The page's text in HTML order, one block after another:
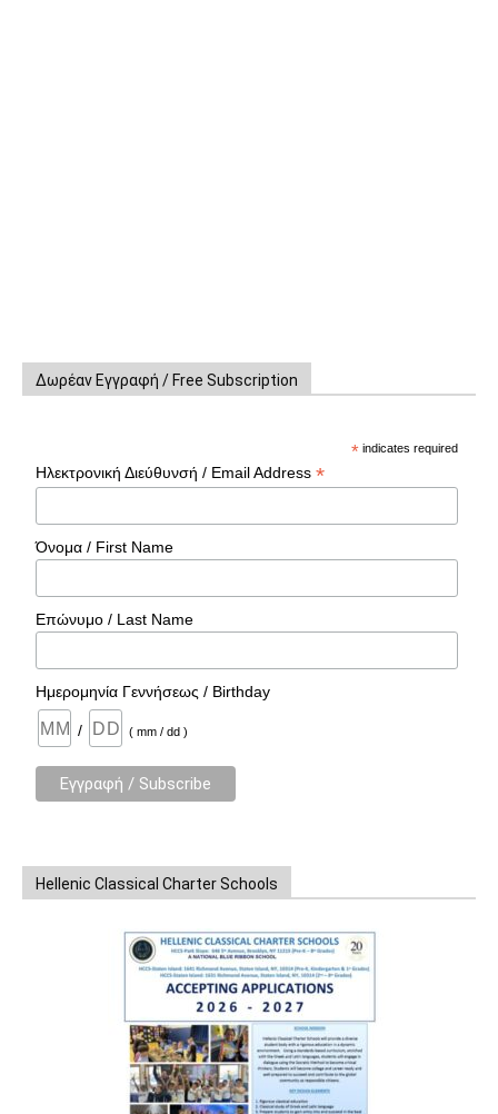
Δωρέαν Εγγραφή / Free Subscription
* indicates required
Ηλεκτρονική Διεύθυνσή / Email Address*
Όνομα / First Name
Επώνυμο / Last Name
Ημερομηνία Γεννήσεως / Birthday
/ ( mm / dd )
Hellenic Classical Charter Schools